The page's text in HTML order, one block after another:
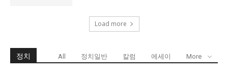
Load more
정치 All 정치일반 칼럼 에세이 More